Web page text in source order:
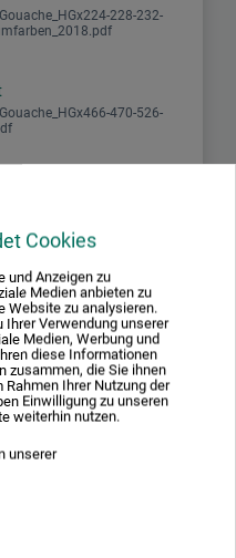
Cookies
und Anzeigen zu
Medien anbieten zu
Website zu analysieren.
Verwendung unserer
Medien, Werbung und
diese Informationen
zusammen, die Sie ihnen
Ihrer Nutzung der
Einwilligung zu unseren
weiterhin nutzen.
unserer
228-232-
470-526-
(1)
Künstler-